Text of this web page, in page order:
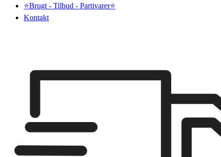
⭐Brugt - Tilbud - Partivarer⭐
Kontakt